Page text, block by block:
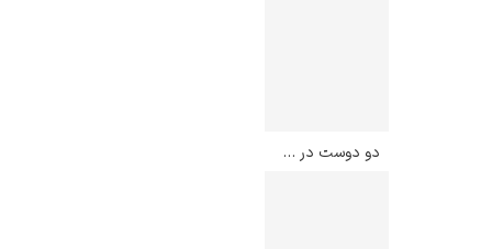
دو دوست در ساحل لانگ آیلند – دیوین لئوناردی